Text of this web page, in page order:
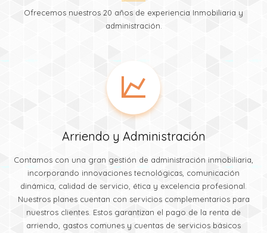
Ofrecemos nuestros 20 años de experiencia Inmobiliaria y
administración.
Arriendo y Administración
Contamos con una gran gestión de administración inmobiliaria,
incorporando innovaciones tecnológicas, comunicación
dinámica, calidad de servicio, ética y excelencia profesional.
Nuestros planes cuentan con servicios complementarios para
nuestros clientes. Estos garantizan el pago de la renta de
arriendo, gastos comunes y cuentas de servicios básicos